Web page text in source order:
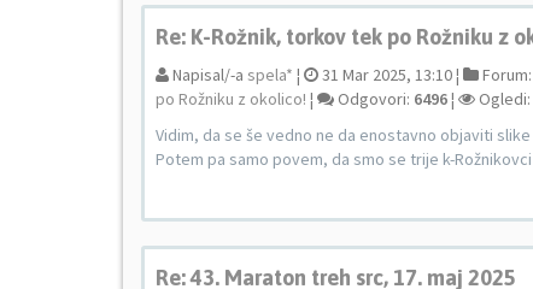
Re: K-Rožnik, torkov tek po Rožniku z
Napisal/-a spela* ¦ 31 Mar 2025, 13:10 ¦ Forum:
po Rožniku z okolico! ¦ Odgovori: 6496¦ Ogledi:
Vidim, da se še vedno ne da enostavno objaviti slike
Potem pa samo povem, da smo se trije k-
Re: 43. Maraton treh src, 17. maj 2025